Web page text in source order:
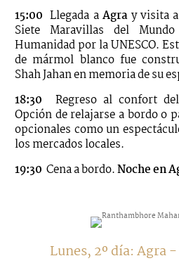
15:00 Llegada a Agray visita
Siete Maravillas del
Humanidad por la UNESCO.
de mármol blanco fue
Shah Jahan en memoria de su
18:30 Regreso al confort del
Opción de relajarse a bordo o
opcionales como un
los mercados locales.
19:30 Cena a bordo.Noche en
Lunes, 2º día: Agra